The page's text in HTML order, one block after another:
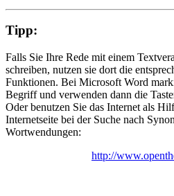
Tipp:
Falls Sie Ihre Rede mit einem
schreiben, nutzen sie dort die
Funktionen. Bei Microsoft Word
Begriff und verwenden dann die
Oder benutzen Sie das Internet als
Internetseite bei der Suche nach
Wortwendungen:
http://